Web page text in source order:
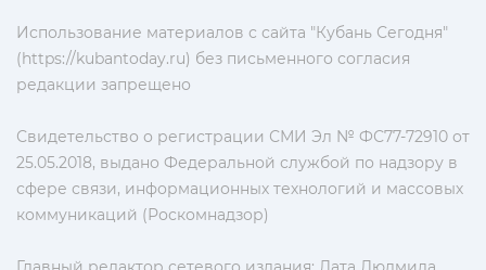
Использование материалов с сайта "Кубань Сегодня"
(https://kubantoday.ru) без письменного согласия
редакции запрещено
Свидетельство о регистрации СМИ Эл № ФС77-72910 от
25.05.2018, выдано Федеральной службой по надзору в
сфере связи, информационных технологий и массовых
коммуникаций (Роскомнадзор)